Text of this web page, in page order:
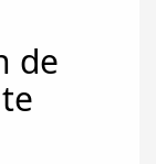
de